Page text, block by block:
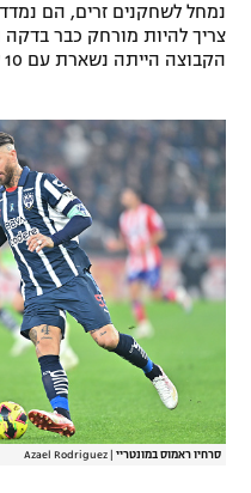
תקנון פעילות ספורט 1
הצטרפות לחבילת
לוח דרושים – ג'ובנט
תגיות
המגזין
נמחל לשחקנים זרים, הם
הקבוצה הייתה נשארת עם 10 שחקנים".
סרחיו ראמוס במונטריי Azael Rodriguez